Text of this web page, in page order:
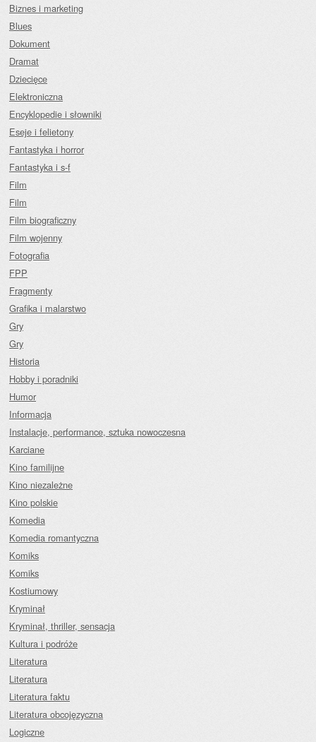
Biznes i marketing
Blues
Dokument
Dramat
Dziecięce
Elektroniczna
Encyklopedie i słowniki
Eseje i felietony
Fantastyka i horror
Fantastyka i s-f
Film
Film
Film biograficzny
Film wojenny
Fotografia
FPP
Fragmenty
Grafika i malarstwo
Gry
Gry
Historia
Hobby i poradniki
Humor
Informacja
Instalacje, performance, sztuka nowoczesna
Karciane
Kino familijne
Kino niezależne
Kino polskie
Komedia
Komedia romantyczna
Komiks
Komiks
Kostiumowy
Kryminał
Kryminał, thriller, sensacja
Kultura i podróże
Literatura
Literatura
Literatura faktu
Literatura obcojęzyczna
Logiczne